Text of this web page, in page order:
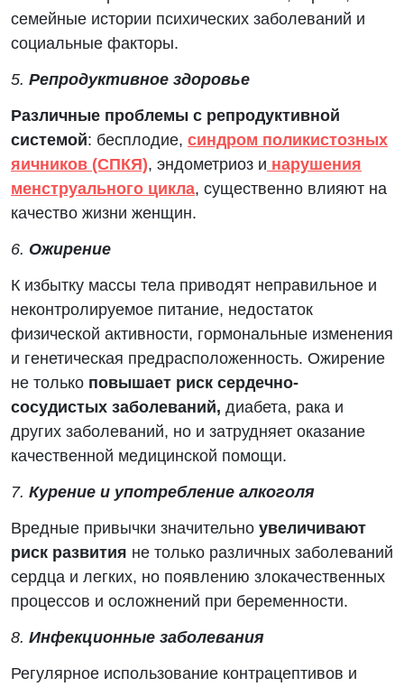
семейные истории психических заболеваний и
социальные факторы.
5. Репродуктивное здоровье
Различные проблемы с репродуктивной
системой: бесплодие, синдром поликистозных
яичников (СПКЯ), эндометриоз и нарушения
менструального цикла, существенно влияют на
качество жизни женщин.
6. Ожирение
К избытку массы тела приводят неправильное и
неконтролируемое питание, недостаток
физической активности, гормональные изменения
и генетическая предрасположенность. Ожирение
не только повышает риск сердечно-
сосудистых заболеваний, диабета, рака и
других заболеваний, но и затрудняет оказание
качественной медицинской помощи.
7. Курение и употребление алкоголя
Вредные привычки значительно увеличивают
риск развития не только различных заболеваний
сердца и легких, но появлению злокачественных
процессов и осложнений при беременности.
8. Инфекционные заболевания
Регулярное использование контрацептивов и